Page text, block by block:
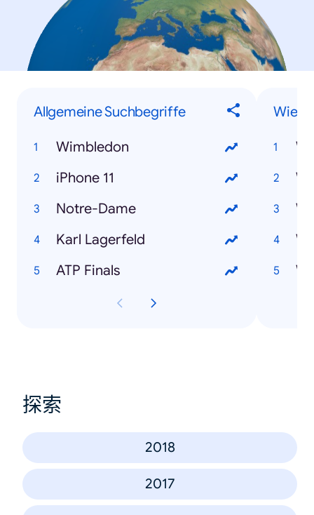
Allgemeine Suchbegriffe
Wimbledon
iPhone 11
Notre-Dame
Karl Lagerfeld
ATP Finals
Wie-
探索
2018
2017